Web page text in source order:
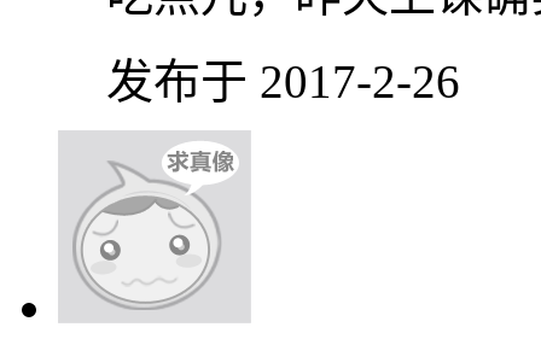
发布于 2017-2-26